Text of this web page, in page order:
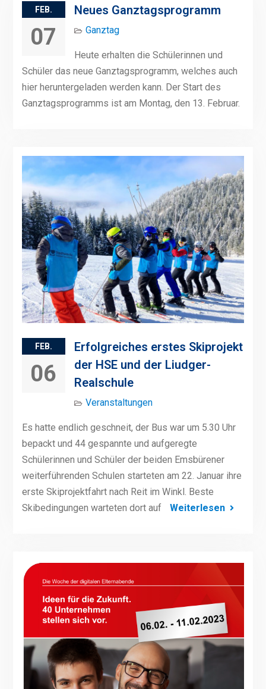
FEB.
07
Neues Ganztagsprogramm
Ganztag
Heute erhalten die Schülerinnen und
Schüler das neue Ganztagsprogramm, welches auch
hier heruntergeladen werden kann. Der Start des
Ganztagsprogramms ist am Montag, den 13. Februar.
FEB.
06
Erfolgreiches erstes Skiprojekt
der HSE und der Liudger-
Realschule
Veranstaltungen
Es hatte endlich geschneit, der Bus war um 5.30 Uhr
bepackt und 44 gespannte und aufgeregte
Schülerinnen und Schüler der beiden Emsbürener
weiterführenden Schulen starteten am 22. Januar ihre
erste Skiprojektfahrt nach Reit im Winkl. Beste
Skibedingungen warteten dort auf
Weiterlesen